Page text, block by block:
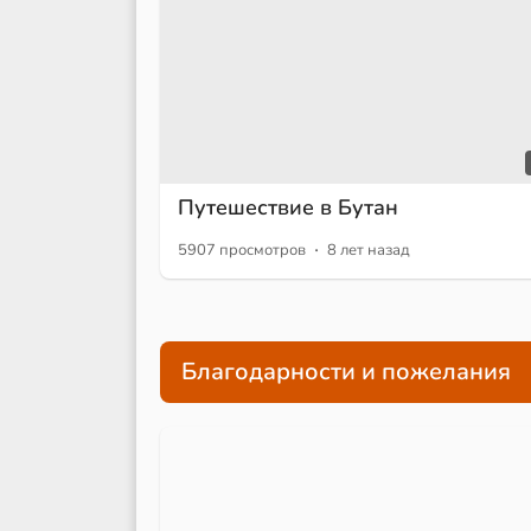
Путешествие в Бутан
5907 просмотров · 8 лет назад
Благодарности и пожелания